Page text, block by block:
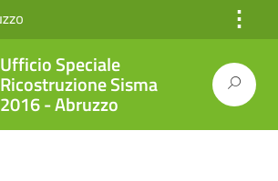
⋮
Ufficio Speciale
Ricostruzione Sisma
2016 - Abruzzo